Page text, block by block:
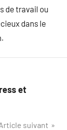
de travail ou
dans le
et
suivant